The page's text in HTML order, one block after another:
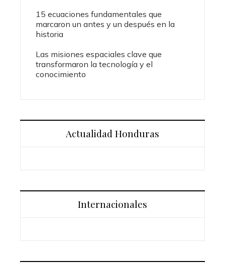
15 ecuaciones fundamentales que
marcaron un antes y un después en la
historia
Las misiones espaciales clave que
transformaron la tecnología y el
conocimiento
Actualidad Honduras
Internacionales